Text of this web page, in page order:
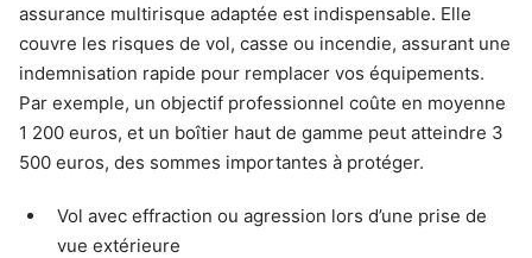
assurance multirisque adaptée est indispensable. Elle
couvre les risques de vol, casse ou incendie, assurant une
indemnisation rapide pour remplacer vos équipements.
Par exemple, un objectif professionnel coûte en moyenne
1 200 euros, et un boîtier haut de gamme peut atteindre 3
500 euros, des sommes importantes à protéger.
Vol avec effraction ou agression lors d’une prise de
vue extérieure